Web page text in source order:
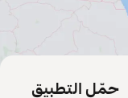
حمّل التطبيق